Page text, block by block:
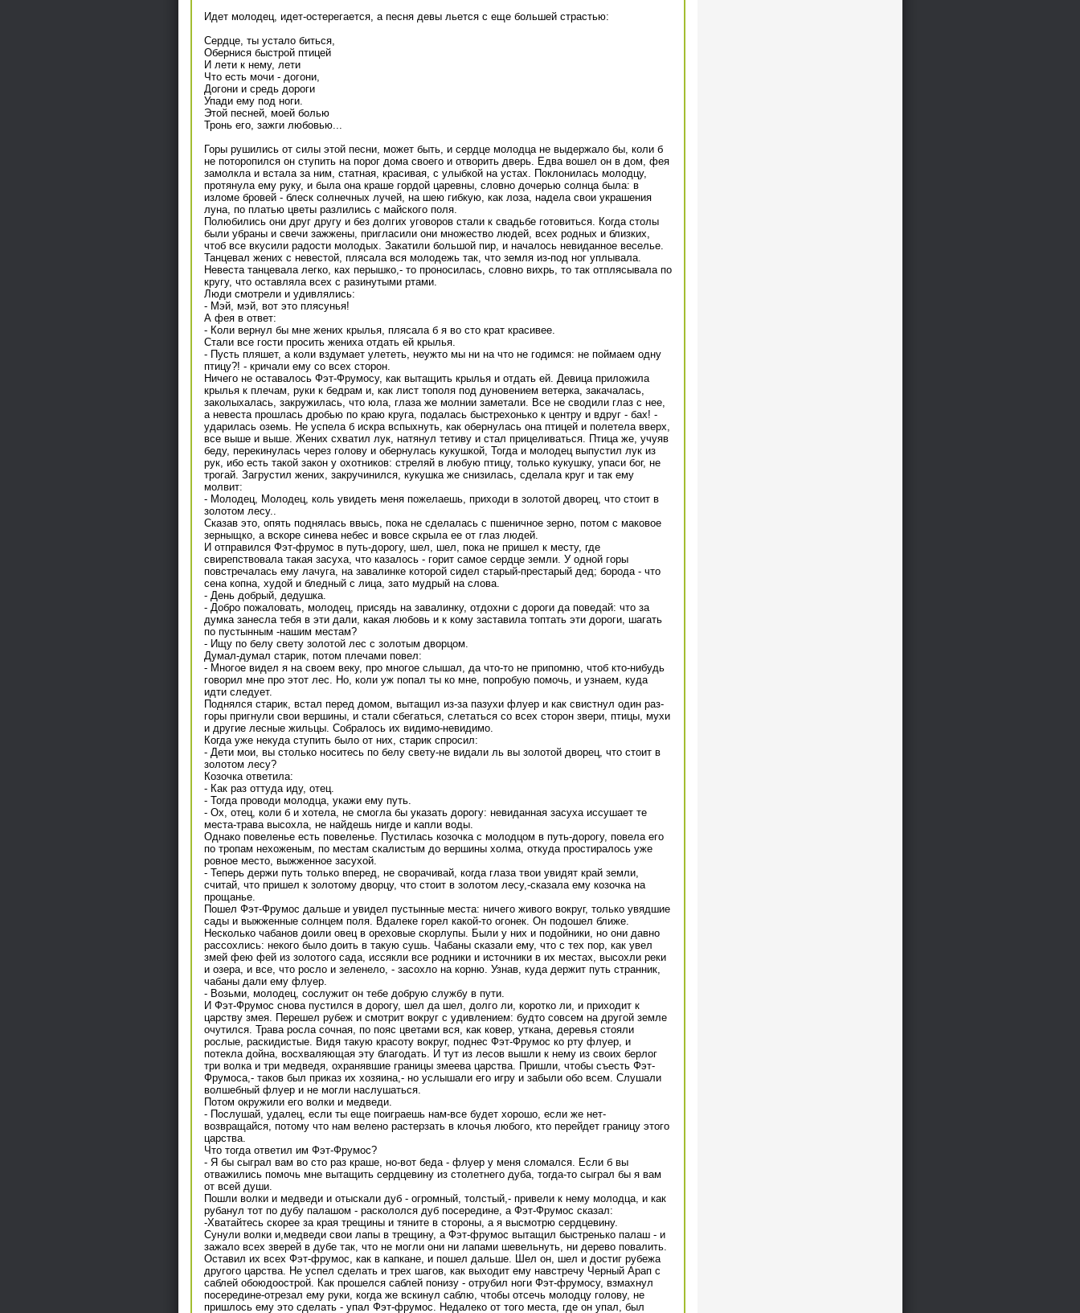
Идет молодец, идет-остерегается, а песня девы льется с еще большей страстью:
Сердце, ты устало биться,
Обернися быстрой птицей
И лети к нему, лети
Что есть мочи - догони,
Догони и средь дороги
Упади ему под ноги.
Этой песней, моей болью
Тронь его, зажги любовью...
Горы рушились от силы этой песни, может быть, и сердце молодца не выдержало бы, коли б
не поторопился он ступить на порог дома своего и отворить дверь. Едва вошел он в дом, фея
замолкла и встала за ним, статная, красивая, с улыбкой на устах. Поклонилась молодцу,
протянула ему руку, и была она краше гордой царевны, словно дочерью солнца была: в
изломе бровей - блеск солнечных лучей, на шею гибкую, как лоза, надела свои украшения
луна, по платью цветы разлились с майского поля.
Полюбились они друг другу и без долгих уговоров стали к свадьбе готовиться. Когда столы
были убраны и свечи зажжены, пригласили они множество людей, всех родных и близких,
чтоб все вкусили радости молодых. Закатили большой пир, и началось невиданное веселье.
Танцевал жених с невестой, плясала вся молодежь так, что земля из-под ног уплывала.
Невеста танцевала легко, ках перышко,- то проносилась, словно вихрь, то так отплясывала по
кругу, что оставляла всех с разинутыми ртами.
Люди смотрели и удивлялись:
- Мэй, мэй, вот это плясунья!
А фея в ответ:
- Коли вернул бы мне жених крылья, плясала б я во сто крат красивее.
Стали все гости просить жениха отдать ей крылья.
- Пусть пляшет, а коли вздумает улететь, неужто мы ни на что не годимся: не поймаем одну
птицу?! - кричали ему со всех сторон.
Ничего не оставалось Фэт-Фрумосу, как вытащить крылья и отдать ей. Девица приложила
крылья к плечам, руки к бедрам и, как лист тополя под дуновением ветерка, закачалась,
заколыхалась, закружилась, что юла, глаза же молнии заметали. Все не сводили глаз с нее,
а невеста прошлась дробью по краю круга, подалась быстрехонько к центру и вдруг - бах! -
ударилась оземь. Не успела б искра вспыхнуть, как обернулась она птицей и полетела вверх,
все выше и выше. Жених схватил лук, натянул тетиву и стал прицеливаться. Птица же, учуяв
беду, перекинулась через голову и обернулась кукушкой, Тогда и молодец выпустил лук из
рук, ибо есть такой закон у охотников: стреляй в любую птицу, только кукушку, упаси бог, не
трогай. Загрустил жених, закручинился, кукушка же снизилась, сделала круг и так ему
молвит:
- Молодец, Молодец, коль увидеть меня пожелаешь, приходи в золотой дворец, что стоит в
золотом лесу..
Сказав это, опять поднялась ввысь, пока не сделалась с пшеничное зерно, потом с маковое
зерныщко, а вскоре синева небес и вовсе скрыла ее от глаз людей.
И отправился Фэт-фрумос в путь-дорогу, шел, шел, пока не пришел к месту, где
свирепствовала такая засуха, что казалось - горит самое сердце земли. У одной горы
повстречалась ему лачуга, на завалинке которой сидел старый-престарый дед; борода - что
сена копна, худой и бледный с лица, зато мудрый на слова.
- День добрый, дедушка.
- Добро пожаловать, молодец, присядь на завалинку, отдохни с дороги да поведай: что за
думка занесла тебя в эти дали, какая любовь и к кому заставила топтать эти дороги, шагать
по пустынным -нашим местам?
- Ищу по белу свету золотой лес с золотым дворцом.
Думал-думал старик, потом плечами повел:
- Многое видел я на своем веку, про многое слышал, да что-то не припомню, чтоб кто-нибудь
говорил мне про этот лес. Но, коли уж попал ты ко мне, попробую помочь, и узнаем, куда
идти следует.
Поднялся старик, встал перед домом, вытащил из-за пазухи флуер и как свистнул один раз-
горы пригнули свои вершины, и стали сбегаться, слетаться со всех сторон звери, птицы, мухи
и другие лесные жильцы. Собралось их видимо-невидимо.
Когда уже некуда ступить было от них, старик спросил:
- Дети мои, вы столько носитесь по белу свету-не видали ль вы золотой дворец, что стоит в
золотом лесу?
Козочка ответила:
- Как раз оттуда иду, отец.
- Тогда проводи молодца, укажи ему путь.
- Ох, отец, коли б и хотела, не смогла бы указать дорогу: невиданная засуха иссушает те
места-трава высохла, не найдешь нигде и капли воды.
Однако повеленье есть повеленье. Пустилась козочка с молодцом в путь-дорогу, повела его
по тропам нехоженым, по местам скалистым до вершины холма, откуда простиралось уже
ровное место, выжженное засухой.
- Теперь держи путь только вперед, не сворачивай, когда глаза твои увидят край земли,
считай, что пришел к золотому дворцу, что стоит в золотом лесу,-сказала ему козочка на
прощанье.
Пошел Фэт-Фрумос дальше и увидел пустынные места: ничего живого вокруг, только увядшие
сады и выжженные солнцем поля. Вдалеке горел какой-то огонек. Он подошел ближе.
Несколько чабанов доили овец в ореховые скорлупы. Были у них и подойники, но они давно
рассохлись: некого было доить в такую сушь. Чабаны сказали ему, что с тех пор, как увел
змей фею фей из золотого сада, иссякли все родники и источники в их местах, высохли реки
и озера, и все, что росло и зеленело, - засохло на корню. Узнав, куда держит путь странник,
чабаны дали ему флуер.
- Возьми, молодец, сослужит он тебе добрую службу в пути.
И Фэт-Фрумос снова пустился в дорогу, шел да шел, долго ли, коротко ли, и приходит к
царству змея. Перешел рубеж и смотрит вокруг с удивлением: будто совсем на другой земле
очутился. Трава росла сочная, по пояс цветами вся, как ковер, уткана, деревья стояли
рослые, раскидистые. Видя такую красоту вокруг, поднес Фэт-Фрумос ко рту флуер, и
потекла дойна, восхваляющая эту благодать. И тут из лесов вышли к нему из своих берлог
три волка и три медведя, охранявшие границы змеева царства. Пришли, чтобы съесть Фэт-
Фрумоса,- таков был приказ их хозяина,- но услышали его игру и забыли обо всем. Слушали
волшебный флуер и не могли наслушаться.
Потом окружили его волки и медведи.
- Послушай, удалец, если ты еще поиграешь нам-все будет хорошо, если же нет-
возвращайся, потому что нам велено растерзать в клочья любого, кто перейдет границу этого
царства.
Что тогда ответил им Фэт-Фрумос?
- Я бы сыграл вам во сто раз краше, но-вот беда - флуер у меня сломался. Если б вы
отважились помочь мне вытащить сердцевину из столетнего дуба, тогда-то сыграл бы я вам
от всей души.
Пошли волки и медведи и отыскали дуб - огромный, толстый,- привели к нему молодца, и как
рубанул тот по дубу палашом - раскололся дуб посередине, а Фэт-Фрумос сказал:
-Хватайтесь скорее за края трещины и тяните в стороны, а я высмотрю сердцевину.
Сунули волки и,медведи свои лапы в трещину, а Фэт-фрумос вытащил быстренько палаш - и
зажало всех зверей в дубе так, что не могли они ни лапами шевельнуть, ни дерево повалить.
Оставил их всех Фэт-фрумос, как в капкане, и пошел дальше. Шел он, шел и достиг рубежа
другого царства. Не успел сделать и трех шагов, как выходит ему навстречу Черный Арап с
саблей обоюдоострой. Как прошелся саблей понизу - отрубил ноги Фэт-фрумосу, взмахнул
посередине-отрезал ему руки, когда же вскинул саблю, чтобы отсечь молодцу голову, не
пришлось ему это сделать - упал Фэт-фрумос. Недалеко от того места, где он упал, был